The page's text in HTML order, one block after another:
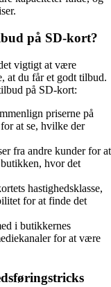
på SD-kort?
vigtigt at være
at du får et godt tilbud.
på SD-kort:
priserne på
at se, hvilke der
fra andre kunder for at
hvor det
hastighedsklasse,
for at finde det
i butikkernes
for at være